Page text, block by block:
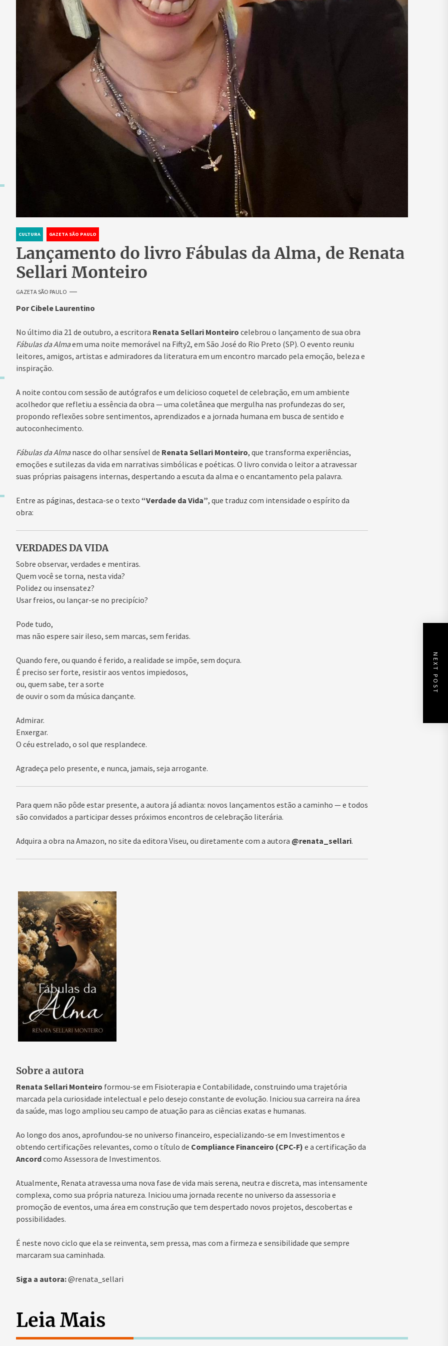
CULTURA GAZETA SÃO PAULO
Lançamento do livro Fábulas da Alma, de Renata
Sellari Monteiro
GAZETA SÃO PAULO
Por Cibele Laurentino
No último dia 21 de outubro, a escritora Renata Sellari Monteiro celebrou o lançamento de sua obra
Fábulas da Almaem uma noite memorável na Fifty2, em São José do Rio Preto (SP). O evento reuniu
leitores, amigos, artistas e admiradores da literatura em um encontro marcado pela emoção, beleza e
inspiração.
A noite contou com sessão de autógrafos e um delicioso coquetel de celebração, em um ambiente
acolhedor que refletiu a essência da obra — uma coletânea que mergulha nas profundezas do ser,
propondo reflexões sobre sentimentos, aprendizados e a jornada humana em busca de sentido e
autoconhecimento.
Fábulas da Almanasce do olhar sensível de Renata Sellari Monteiro, que transforma experiências,
emoções e sutilezas da vida em narrativas simbólicas e poéticas. O livro convida o leitor a atravessar
suas próprias paisagens internas, despertando a escuta da alma e o encantamento pela palavra.
Entre as páginas, destaca-se o texto “Verdade da Vida”, que traduz com intensidade o espírito da
obra:
VERDADES DA VIDA
Sobre observar, verdades e mentiras.
Quem você se torna, nesta vida?
Polidez ou insensatez?
Usar freios, ou lançar-se no precipício?
Pode tudo,
mas não espere sair ileso, sem marcas, sem feridas.
Quando fere, ou quando é ferido, a realidade se impõe, sem doçura.
É preciso ser forte, resistir aos ventos impiedosos,
ou, quem sabe, ter a sorte
de ouvir o som da música dançante.
Admirar.
Enxergar.
O céu estrelado, o sol que resplandece.
Agradeça pelo presente, e nunca, jamais, seja arrogante.
Para quem não pôde estar presente, a autora já adianta: novos lançamentos estão a caminho — e todos
são convidados a participar desses próximos encontros de celebração literária.
Adquira a obra na Amazon, no site da editora Viseu, ou diretamente com a autora @renata_sellari.
Sobre a autora
Renata Sellari Monteiro formou-se em Fisioterapia e Contabilidade, construindo uma trajetória
marcada pela curiosidade intelectual e pelo desejo constante de evolução. Iniciou sua carreira na área
da saúde, mas logo ampliou seu campo de atuação para as ciências exatas e humanas.
Ao longo dos anos, aprofundou-se no universo financeiro, especializando-se em Investimentos e
obtendo certificações relevantes, como o título de Compliance Financeiro (CPC-F) e a certificação da
Ancordcomo Assessora de Investimentos.
Atualmente, Renata atravessa uma nova fase de vida mais serena, neutra e discreta, mas intensamente
complexa, como sua própria natureza. Iniciou uma jornada recente no universo da assessoria e
promoção de eventos, uma área em construção que tem despertado novos projetos, descobertas e
possibilidades.
É neste novo ciclo que ela se reinventa, sem pressa, mas com a firmeza e sensibilidade que sempre
marcaram sua caminhada.
Siga a autora:@renata_sellari
NEXT POST
Leia Mais